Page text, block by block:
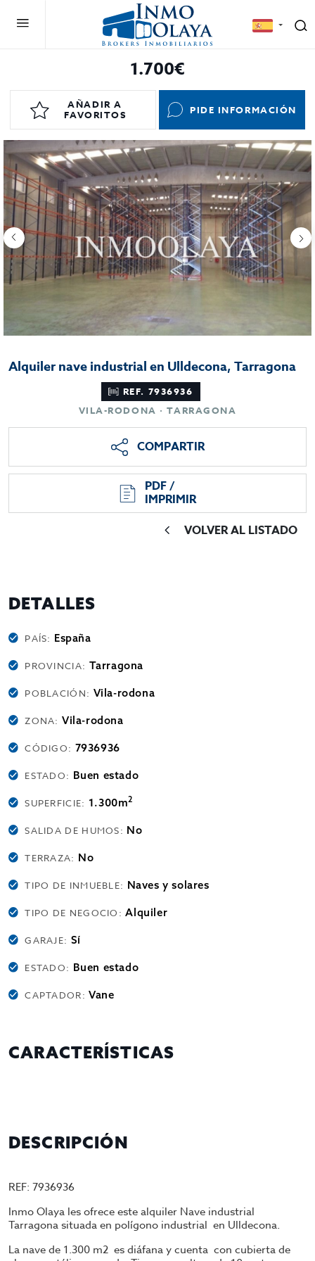
1.700€
AÑADIR A
FAVORITOS
PIDE INFORMACIÓN
Alquiler nave industrial en Ulldecona, Tarragona
REF. 7936936
VILA-RODONA · TARRAGONA
COMPARTIR
PDF /
IMPRIMIR
VOLVER AL LISTADO
DETALLES
PAÍS: España
PROVINCIA: Tarragona
POBLACIÓN: Vila-rodona
ZONA:Vila-rodona
CÓDIGO: 7936936
ESTADO: Buen estado
SUPERFICIE: 1.300m2
SALIDA DE HUMOS: No
TERRAZA: No
TIPO DE INMUEBLE: Naves y solares
TIPO DE NEGOCIO:Alquiler
GARAJE: Sí
ESTADO: Buen estado
CAPTADOR:Vane
CARACTERÍSTICAS
DESCRIPCIÓN
REF: 7936936
Inmo Olaya les ofrece este alquiler Nave industrial
Tarragona situada en polígono industrial en Ulldecona.
La nave de 1.300 m2 es diáfana y cuenta con cubierta de